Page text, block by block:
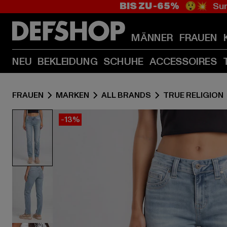
BIS ZU -65% 😲💥
MÄNNER FRAUEN
NEU BEKLEIDUNG SCHUHE ACCESSOIRES
FRAUEN MARKEN ALL BRANDS TRUE RELIGION
-13%